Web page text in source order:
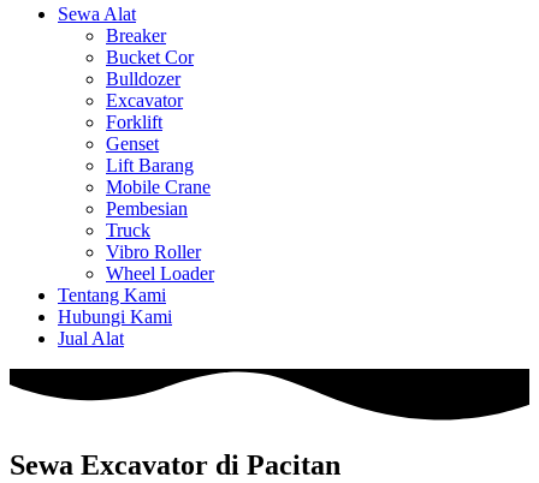
Sewa Alat
Breaker
Bucket Cor
Bulldozer
Excavator
Forklift
Genset
Lift Barang
Mobile Crane
Pembesian
Truck
Vibro Roller
Wheel Loader
Tentang Kami
Hubungi Kami
Jual Alat
Sewa Excavator di Pacitan